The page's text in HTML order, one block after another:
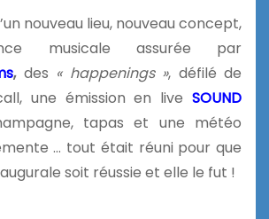
nouveau lieu, nouveau concept,
musicale assurée par
,des « happenings », défilé de
une émission en live SOUND
tapas et une météo
… tout était réuni pour que
soit réussie et elle le fut !